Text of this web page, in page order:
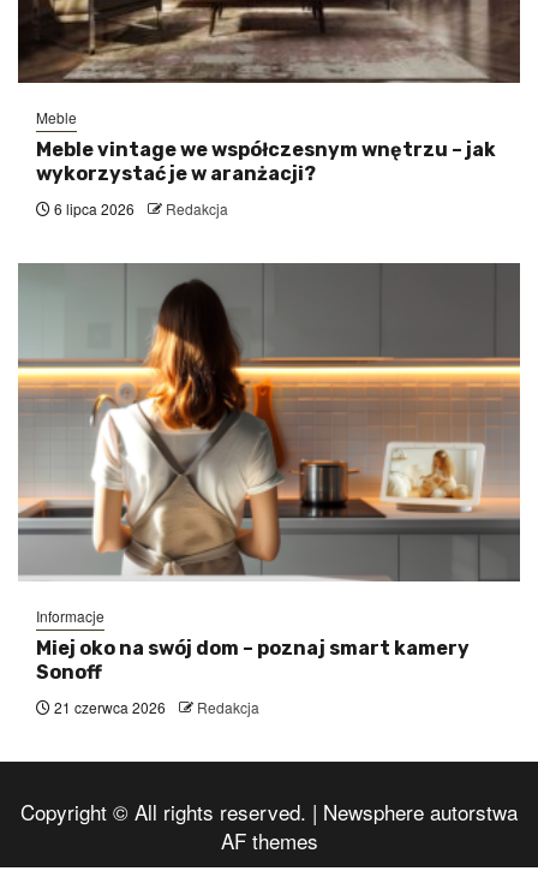
Meble
Meble vintage we współczesnym wnętrzu – jak
wykorzystać je w aranżacji?
6 lipca 2026 Redakcja
Informacje
Miej oko na swój dom – poznaj smart kamery
Sonoff
21 czerwca 2026 Redakcja
Copyright © All rights reserved. | Newsphere autorstwa
AF themes